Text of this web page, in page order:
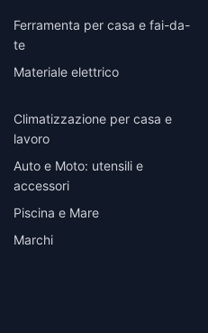
Ferramenta per casa e fai-da-
te
Materiale elettrico
Climatizzazione per casa e
lavoro
Auto e Moto: utensili e
accessori
Piscina e Mare
Marchi